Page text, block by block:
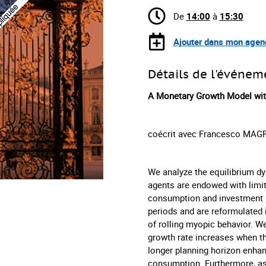
De 14:00 à 15:30
Ajouter dans mon
Détails de
A Monetary Growth Model
coécrit avec Francesco
We analyze the equilibrium
agents are endowed with
consumption and
periods and are
of rolling myopic behavior.
growth rate increases when
longer planning horizon
consumption. Furthermore,